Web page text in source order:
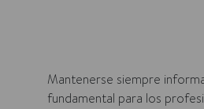
Mantenerse siempre
fundamental para los